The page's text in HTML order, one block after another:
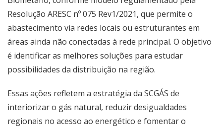
Resolução ARESC nº 075 Rev1/2021, que permite o
abastecimento via redes locais ou estruturantes em
áreas ainda não conectadas à rede principal. O objetivo
é identificar as melhores soluções para estudar
possibilidades da distribuição na região.
Essas ações refletem a estratégia da SCGÁS de
interiorizar o gás natural, reduzir desigualdades
regionais no acesso ao energético e fomentar o